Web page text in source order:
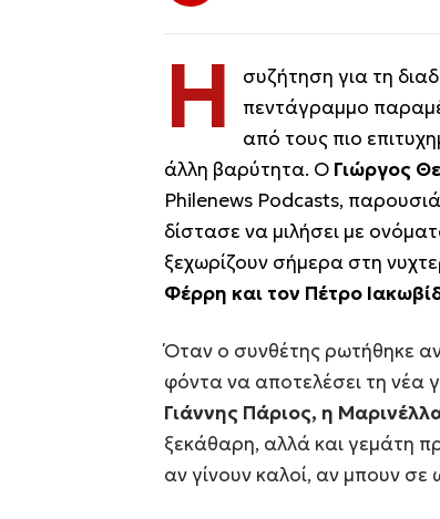
Η
συζήτηση για τη
πεντάγραμμο
από τους πιο
άλλη βαρύτητα. Ο Γιώργος
Philenews Podcasts,
δίστασε να μιλήσει με
ξεχωρίζουν σήμερα στη
Φέρρη και τον Πέτρο
Όταν ο συνθέτης ρωτήθηκε αν
φόντα να αποτελέσει τη νέα
Γιάννης Πάριος, η
ξεκάθαρη, αλλά και γεμάτη
αν γίνουν καλοί, αν μπουν σε